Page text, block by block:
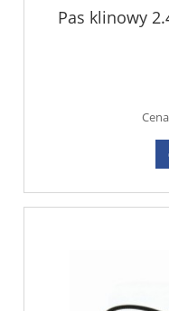
Pas klinowy